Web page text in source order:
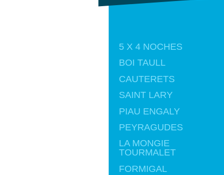
5 X 4 NOCHES
BOI TAULL
CAUTERETS
SAINT LARY
PIAU ENGALY
PEYRAGUDES
LA MONGIE
TOURMALET
FORMIGAL